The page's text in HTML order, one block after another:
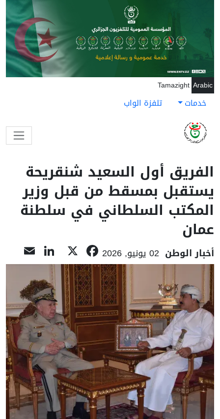
تجاوز إلى المحتوى الرئيسي
Arabic
Tamazight
خدمات تلفزة الواب
الفريق أول السعيد شنقريحة
يستقبل بمسقط من قبل وزير
المكتب السلطاني في سلطنة
عمان
أخبار الوطن 02 يونيو, 2026 Facebook